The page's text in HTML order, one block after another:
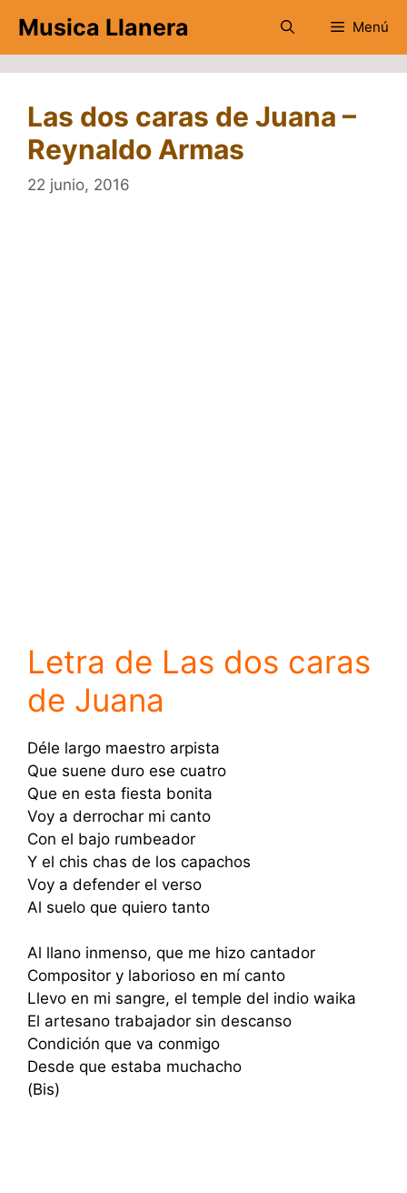
contenido
Musica Llanera Menú
Las dos caras de Juana –
Reynaldo Armas
22 junio, 2016
Letra de Las dos caras
de Juana
Déle largo maestro arpista
Que suene duro ese cuatro
Que en esta fiesta bonita
Voy a derrochar mi canto
Con el bajo rumbeador
Y el chis chas de los capachos
Voy a defender el verso
Al suelo que quiero tanto
Al llano inmenso, que me hizo cantador
Compositor y laborioso en mí canto
Llevo en mi sangre, el temple del indio waika
El artesano trabajador sin descanso
Condición que va conmigo
Desde que estaba muchacho
(Bis)